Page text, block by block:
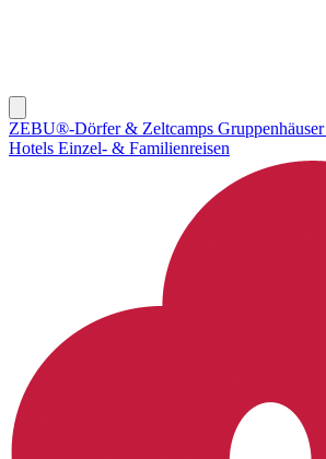
ZEBU®-Dörfer & Zeltcamps Gruppenhäuser
Hotels Einzel- & Familienreisen